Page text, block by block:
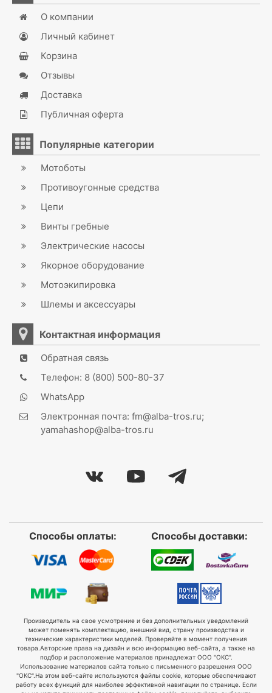
О компании
Личный кабинет
Корзина
Отзывы
Доставка
Публичная оферта
Популярные категории
Мотоботы
Противоугонные средства
Цепи
Винты гребные
Электрические насосы
Якорное оборудование
Мотоэкипировка
Шлемы и аксессуары
Контактная информация
Обратная связь
Телефон: 8 (800) 500-80-37
WhatsApp
Электронная почта: fm@alba-tros.ru;
yamahashop@alba-tros.ru
Способы оплаты: Способы доставки:
Производитель на свое усмотрение и без дополнительных уведомлений
может поменять комплектацию, внешний вид, страну производства и
технические характеристики моделей. Проверяйте в момент получения
товара. Авторские права на дизайн и всю информацию веб-сайта, а также на
подбор и расположение материалов принадлежат ООО "ОКС".
Использование материалов сайта только с письменного разрешения ООО
"ОКС". На этом веб-сайте используются файлы cookie, которые обеспечивают
работу всех функций для наиболее эффективной навигации по странице. Если